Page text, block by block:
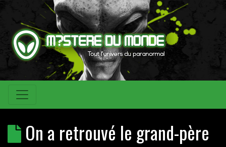
On a retrouvé le grand-père